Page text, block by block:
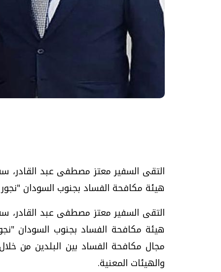
التقى السفير معتز مصطفى عبد القادر،
هيئة مكافحة الفساد بجنوب السودان
التقى السفير معتز مصطفى عبد القادر،
هيئة مكافحة الفساد بجنوب السودان
مجال مكافحة الفساد بين البلدين من خلال
والهيئات المعنية.
فيديو.. الإعلام موجات الطقس الساخنة.. لماذا تحدث وكيف